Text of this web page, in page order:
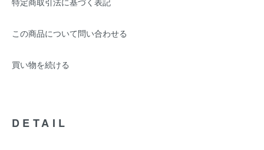
この商品について問い合わせる
買い物を続ける
DETAIL